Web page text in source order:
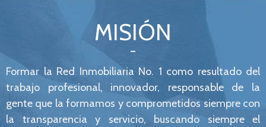
MISIÓN
Formar la Red Inmobiliaria No. 1 como resultado del
trabajo profesional, innovador, responsable de la
gente que la formamos y comprometidos siempre con
la transparencia y servicio, buscando siempre el